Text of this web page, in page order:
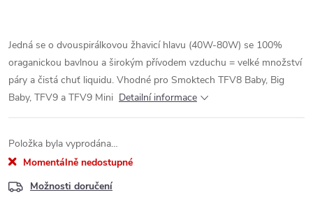
Jedná se o dvouspirálkovou žhavicí hlavu (40W-80W) se 100%
oraganickou bavlnou a širokým přívodem vzduchu = velké množství
páry a čistá chuť liquidu. Vhodné pro Smoktech TFV8 Baby, Big
Baby, TFV9 a TFV9 Mini Detailní informace
Položka byla vyprodána…
Momentálně nedostupné
Možnosti doručení